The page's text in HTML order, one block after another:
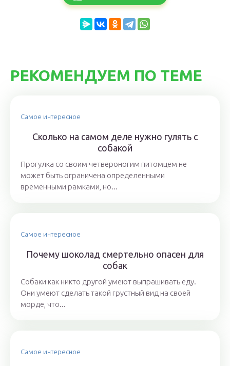
РЕКОМЕНДУЕМ ПО ТЕМЕ
Самое интересное
Сколько на самом деле нужно гулять с
собакой
Прогулка со своим четвероногим питомцем не
может быть ограничена определенными
временными рамками, но...
Самое интересное
Почему шоколад смертельно опасен для
собак
Собаки как никто другой умеют выпрашивать еду.
Они умеют сделать такой грустный вид на своей
морде, что...
Самое интересное